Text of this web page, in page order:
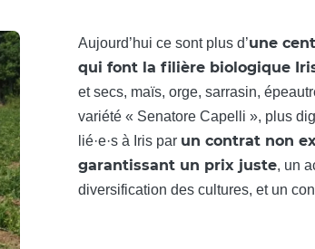
Aujourd’hui ce sont plus d’une
qui font la filière biologique
et secs, maïs, orge, sarrasin,
variété « Senatore Capelli », plus
lié·e·s à Iris par un contrat non
garantissant un prix juste, un
diversification des cultures, et un